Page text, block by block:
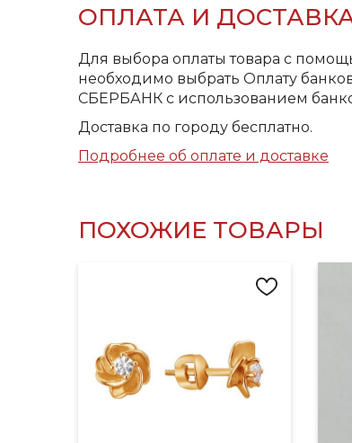
ОПЛАТА И
Для выбора оплаты товара с
необходимо выбрать Оплату
СБЕРБАНК с использованием
Доставка по городу бесплатно.
Подробнее об оплате и доставке
ПОХОЖИЕ ТОВАРЫ